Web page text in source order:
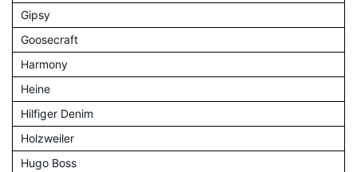
Gipsy
Goosecraft
Harmony
Heine
Hilfiger Denim
Holzweiler
Hugo Boss